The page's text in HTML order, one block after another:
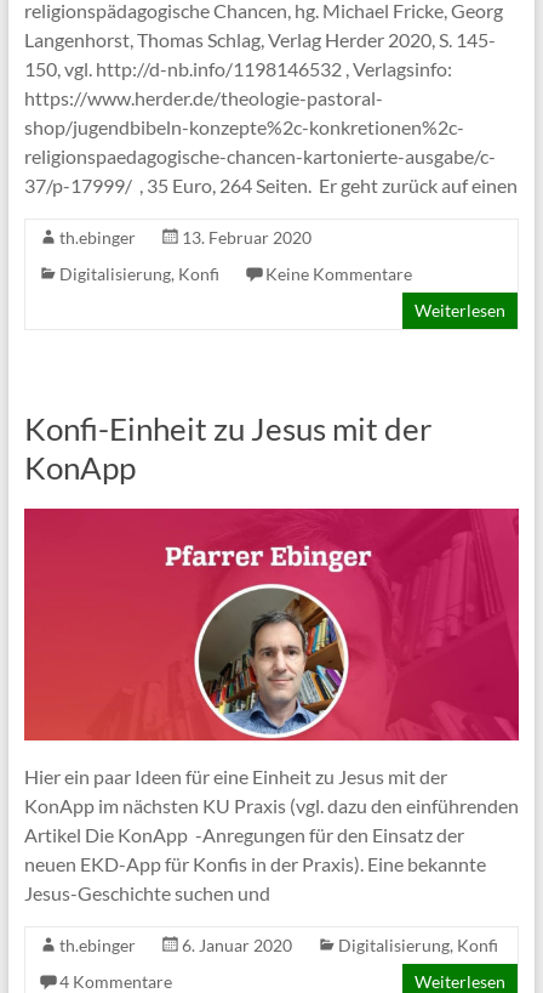
religionspädagogische Chancen, hg. Michael Fricke, Georg
Langenhorst, Thomas Schlag, Verlag Herder 2020, S. 145-
150, vgl. http://d-nb.info/1198146532 , Verlagsinfo:
https://www.herder.de/theologie-pastoral-
shop/jugendbibeln-konzepte%2c-konkretionen%2c-
religionspaedagogische-chancen-kartonierte-ausgabe/c-
37/p-17999/ , 35 Euro, 264 Seiten. Er geht zurück auf einen
th.ebinger
13. Februar 2020
Digitalisierung, Konfi
Keine Kommentare
Weiterlesen
Konfi-Einheit zu Jesus mit der
KonApp
Hier ein paar Ideen für eine Einheit zu Jesus mit der
KonApp im nächsten KU Praxis (vgl. dazu den einführenden
Artikel Die KonApp -Anregungen für den Einsatz der
neuen EKD-App für Konfis in der Praxis). Eine bekannte
Jesus-Geschichte suchen und
th.ebinger 6. Januar 2020 Digitalisierung, Konfi
4 Kommentare
Weiterlesen